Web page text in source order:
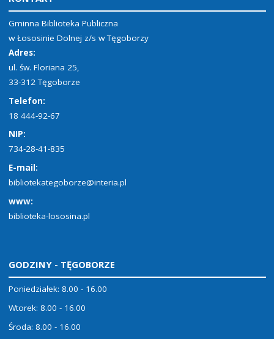
Gminna Biblioteka Publiczna
w Łososinie Dolnej z/s w Tęgoborzy
Adres:
ul. św. Floriana 25,
33-312 Tęgoborze
Telefon:
18 444-92-67
NIP:
734-28-41-835
E-mail:
bibliotekategoborze@interia.pl
www:
biblioteka-lososina.pl
GODZINY - TĘGOBORZE
Poniedziałek: 8.00 - 16.00
Wtorek: 8.00 - 16.00
Środa: 8.00 - 16.00